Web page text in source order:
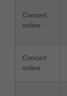
Concert
online
Concert
online